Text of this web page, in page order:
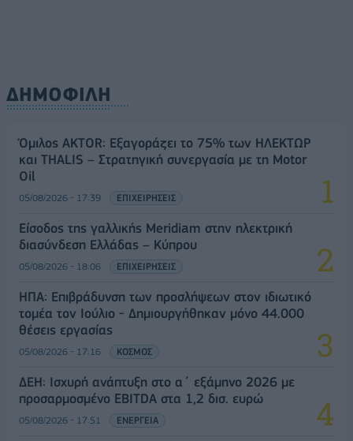
ΔΗΜΟΦΙΛΗ
Όμιλος AKTOR: Εξαγοράζει το 75% των ΗΛΕΚΤΩΡ
και THALIS – Στρατηγική συνεργασία με τη Motor
Oil
05/08/2026 - 17:39 ΕΠΙΧΕΙΡΗΣΕΙΣ
Είσοδος της γαλλικής Meridiam στην ηλεκτρική
διασύνδεση Ελλάδας – Κύπρου
05/08/2026 - 18:06 ΕΠΙΧΕΙΡΗΣΕΙΣ
ΗΠΑ: Επιβράδυνση των προσλήψεων στον ιδιωτικό
τομέα τον Ιούλιο - Δημιουργήθηκαν μόνο 44.000
θέσεις εργασίας
05/08/2026 - 17:16 ΚΟΣΜΟΣ
ΔΕΗ: Ισχυρή ανάπτυξη στο α΄ εξάμηνο 2026 με
προσαρμοσμένο EBITDA στα 1,2 δισ. ευρώ
05/08/2026 - 17:51 ΕΝΕΡΓΕΙΑ